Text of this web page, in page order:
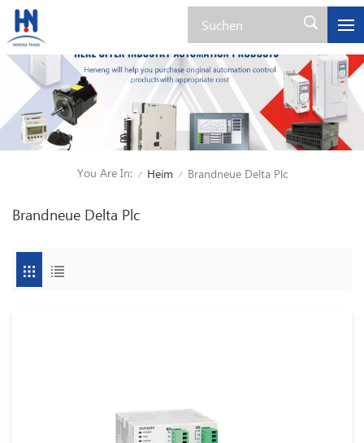
You Are In: / Heim / Brandneue Delta Plc
Brandneue Delta Plc